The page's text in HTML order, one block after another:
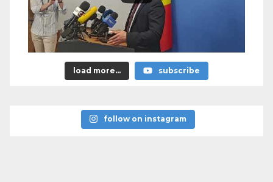
load more... subscribe
follow on instagram